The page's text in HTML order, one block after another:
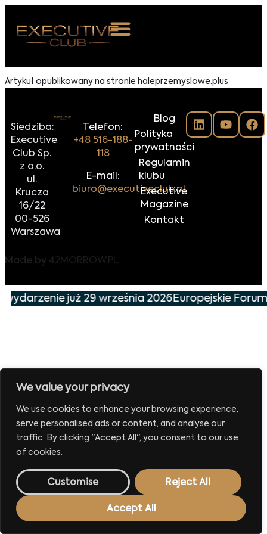
We value your privacy
We use cookies to enhance your browsing experience,
serve personalised ads or content, and analyse our
traffic. By clicking "Accept All", you consent to our use
of cookies.
Customise Reject All
Accept All
NAS
ROOM
DO NAS
Artykuł opublikowany na stronie haleprzemyslowe.plus
Siedziba:
Executive
Club Sp.
z o.o.
ul.
Krucza
16/22
00-526
Warszawa
Telefon:
+48 516-188-
118
E-mail:
biuro@executiveclub.pl
Blog
Polityka
prywatności
Regulamin
klubu
Executive
Magazine
Kontakt
Made by 42MORROW.PL
wydarzenie już 29 września 2026Europejskie